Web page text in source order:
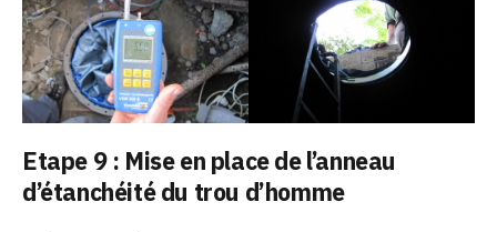
Etape 9 : Mise en place de l’anneau
d’étanchéité du trou d’homme